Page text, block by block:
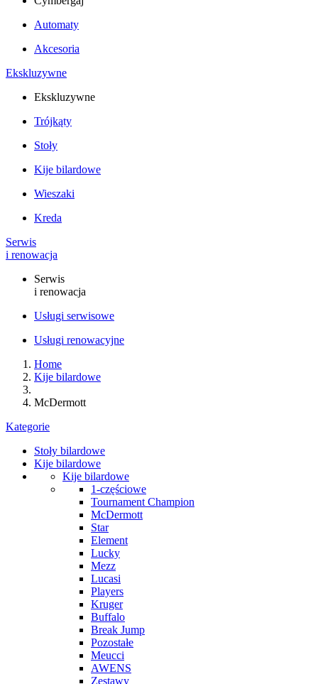
Automaty
Akcesoria
Ekskluzywne
Ekskluzywne
Trójkąty
Stoły
Kije bilardowe
Wieszaki
Kreda
Serwis
i renowacja
Serwis
i renowacja
Usługi serwisowe
Usługi renowacyjne
Home
Kije bilardowe
McDermott
Kategorie
Stoły bilardowe
Kije bilardowe
Kije bilardowe
1-częściowe
Tournament Champion
McDermott
Star
Element
Lucky
Mezz
Lucasi
Players
Kruger
Buffalo
Break Jump
Pozostałe
Meucci
AWENS
Zestawy